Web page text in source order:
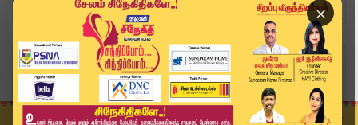
×
Home
உலகம்
இஸ்ரேலுடன் இணைந்து ஈரானை தாக்க அமெரிக்கா தயாராக...